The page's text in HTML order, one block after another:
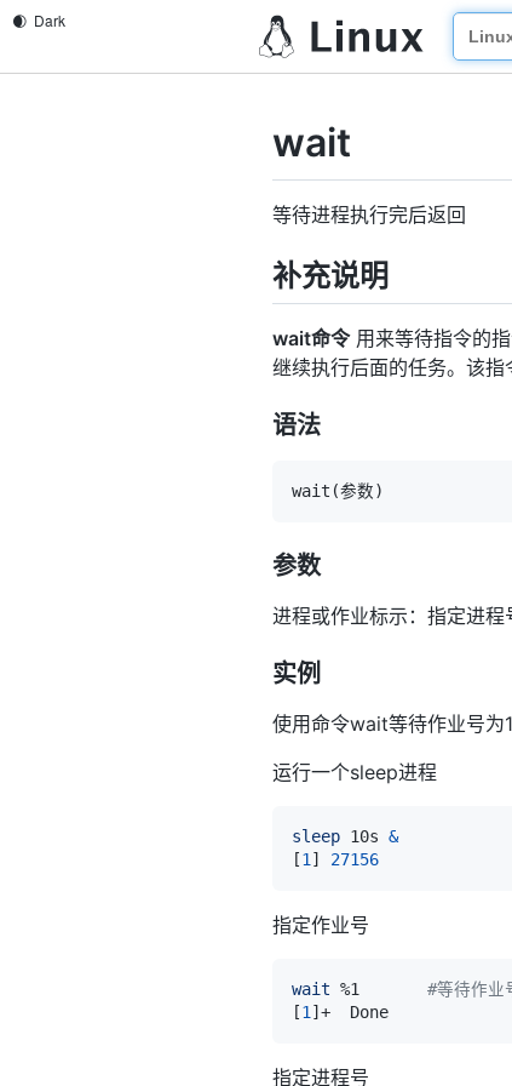
wait
等待进程执行完后返回
补充说明
wait命令用来等待指令的
继续执行后面的任务。该指
语法
wait (参数)
参数
进程或作业标示：指定进程
实例
使用命令wait等待作业号为
运行一个sleep进程
sleep 10s &
[1 ] 27156
指定作业号
wait %1 #等待作业
[1 ] +
指定进程号